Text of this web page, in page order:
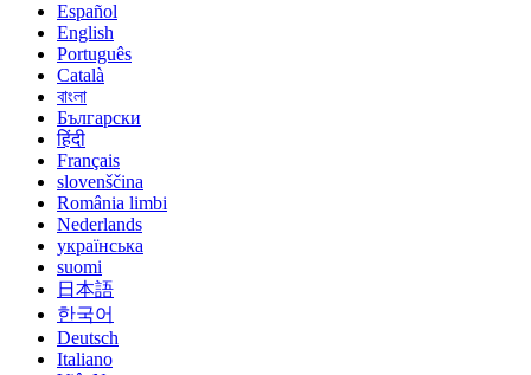
Español
English
Português
Català
বাংলা
Български
हिंदी
Français
slovenščina
România limbi
Nederlands
українська
suomi
日本語
한국어
Deutsch
Italiano